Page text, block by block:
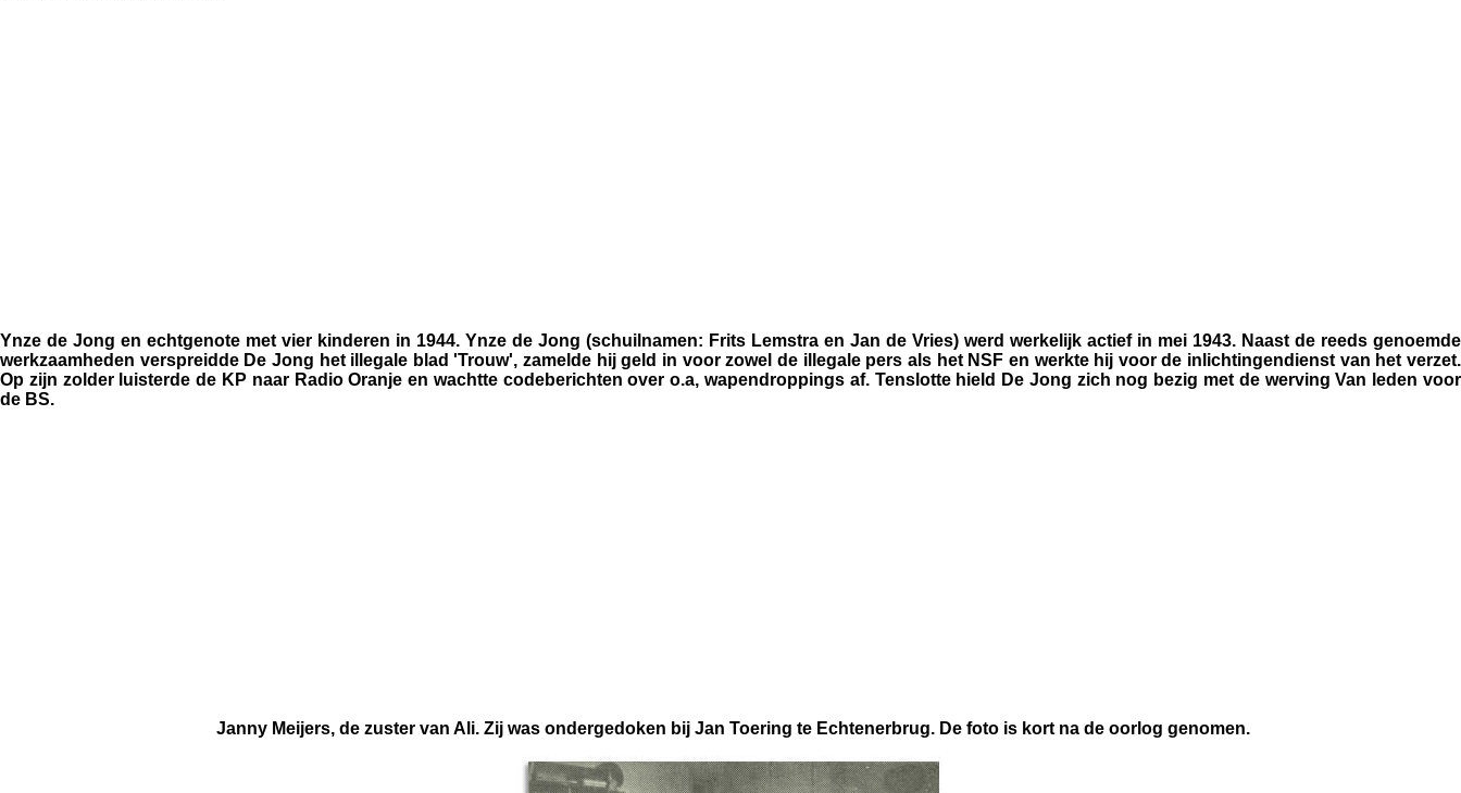
Ynze de Jong en echtgenote met vier kinderen in 1944. Ynze de Jong (schuilnamen: Frits Lemstra en Jan de Vries) werd werkelijk actief in mei 1943. Naast de reeds genoemde
werkzaamheden verspreidde De Jong het illegale blad 'Trouw', zamelde hij geld in voor zowel de illegale pers als het NSF en werkte hij voor de inlichtingendienst van het verzet.
Op zijn zolder luisterde de KP naar Radio Oranje en wachtte codeberichten over o.a, wapendroppings af. Tenslotte hield De Jong zich nog bezig met de werving Van leden voor
de BS.
Janny Meijers, de zuster van Ali. Zij was ondergedoken bij Jan Toering te Echtenerbrug. De foto is kort na de oorlog genomen.